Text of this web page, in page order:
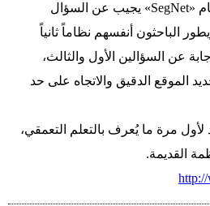
ماذا أفعل بعد ذلك؟. إن نظام «SegNet» يجيب عن السؤال
الباحثون أنفسهم نظاماً ثانياً
عن السؤالين الأول والثالث،
الموقع الدقيق والاتجاه على حد
لأول مرة ما يُعرف بالتعلم التعمقي،
القديمة.